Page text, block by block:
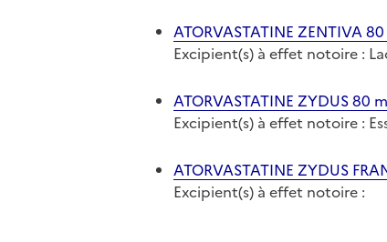
ATORVASTATINE ZENTIVA
Excipient(s) à effet notoire :
ATORVASTATINE ZYDUS 80
Excipient(s) à effet notoire :
ATORVASTATINE ZYDUS
Excipient(s) à effet notoire :